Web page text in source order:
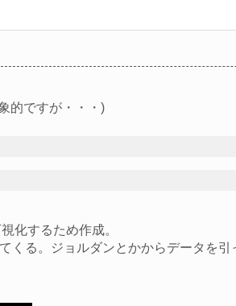
的ですが・・・)
化するため作成。
る。ジョルダンとかからデータを引